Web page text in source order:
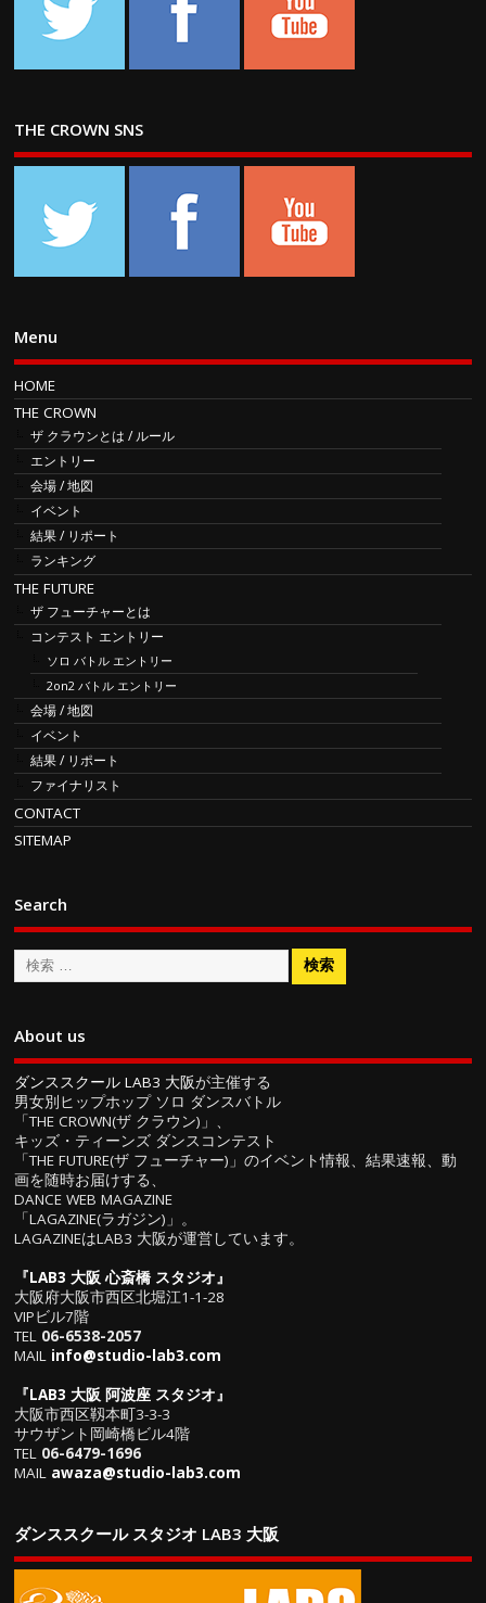
THE CROWN SNS
Menu
HOME
THE CROWN
ザ クラウンとは / ルール
エントリー
会場 / 地図
イベント
結果 / リポート
ランキング
THE FUTURE
ザ フューチャーとは
コンテスト エントリー
ソロ バトル エントリー
2on2 バトル エントリー
会場 / 地図
イベント
結果 / リポート
ファイナリスト
CONTACT
SITEMAP
Search
About us
ダンススクール LAB3 大阪が主催する
男女別ヒップホップ ソロ ダンスバトル
「THE CROWN(ザ クラウン)」、
キッズ・ティーンズ ダンスコンテスト
「THE FUTURE(ザ フューチャー)」のイベント情報、結果速報、動
画を随時お届けする、
DANCE WEB MAGAZINE
「LAGAZINE(ラガジン)」。
LAGAZINEはLAB3 大阪が運営しています。
『LAB3 大阪 心斎橋 スタジオ 』
大阪府大阪市西区北堀江1-1-28
VIPビル7階
TEL 06-6538-2057
MAIL info@studio-lab3.com
『LAB3 大阪 阿波座 スタジオ 』
大阪市西区靱本町3-3-3
サウザント岡崎橋ビル4階
TEL 06-6479-1696
MAIL awaza@studio-lab3.com
ダンススクール スタジオ LAB3 大阪